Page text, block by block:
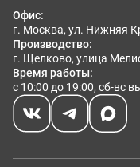
Площадь
помещения
(кв.м)
Офис:
г. Москва, ул. Нижняя
Производство:
г. Щелково, улица
Время работы:
с 10:00 до 19:00, сб-вс